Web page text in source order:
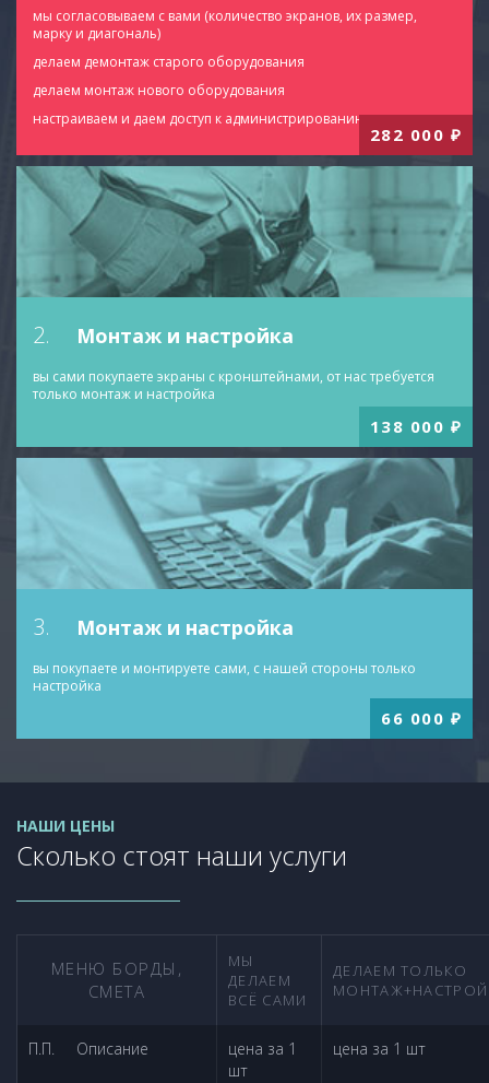
мы согласовываем с вами (количество экранов, их размер,
марку и диагональ)
делаем демонтаж старого оборудования
делаем монтаж нового оборудования
настраиваем и даем доступ к администрированию
282 000 ₽
2. Монтаж и настройка
вы сами покупаете экраны с кронштейнами, от нас требуется
только монтаж и настройка
138 000 ₽
3. Монтаж и настройка
вы покупаете и монтируете сами, с нашей стороны только
настройка
66 000 ₽
НАШИ ЦЕНЫ
Сколько стоят наши услуги
МЕНЮ БОРДЫ,
СМЕТА
МЫ
ДЕЛАЕМ
ВСЁ САМИ
ДЕЛАЕМ ТОЛЬКО
П.П. Описание
цена за 1
шт
цена за 1 шт